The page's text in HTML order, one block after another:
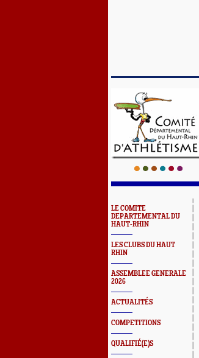
LE COMITE
DEPARTEMENTAL DU
HAUT-RHIN
LES CLUBS DU HAUT
RHIN
ASSEMBLEE GENERALE
2026
ACTUALITÉS
COMPETITIONS
QUALIFIÉ(E)S